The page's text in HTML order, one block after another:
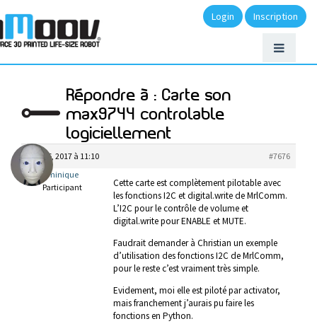
Login Inscription
Répondre à : Carte son
max9744 controlable
logiciellement
mars 6, 2017 à 11:10
#7676
Dominique
Participant
Cette carte est complètement pilotable avec
les fonctions I2C et digital.write de MrlComm.
L’I2C pour le contrôle de volume et
digital.write pour ENABLE et MUTE.
Faudrait demander à Christian un exemple
d’utilisation des fonctions I2C de MrlComm,
pour le reste c’est vraiment très simple.
Evidement, moi elle est piloté par activator,
mais franchement j’aurais pu faire les
fonctions en Python.